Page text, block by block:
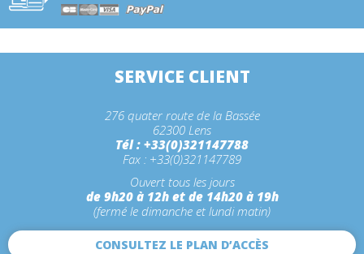
SERVICE CLIENT
276 quater route de la Bassée
62300 Lens
Tél : +33(0)321147788
Fax : +33(0)321147789
Ouvert tous les jours
de 9h20 à 12h et de 14h20 à 19h
(fermé le dimanche et lundi matin)
CONSULTEZ LE PLAN D’ACCÈS